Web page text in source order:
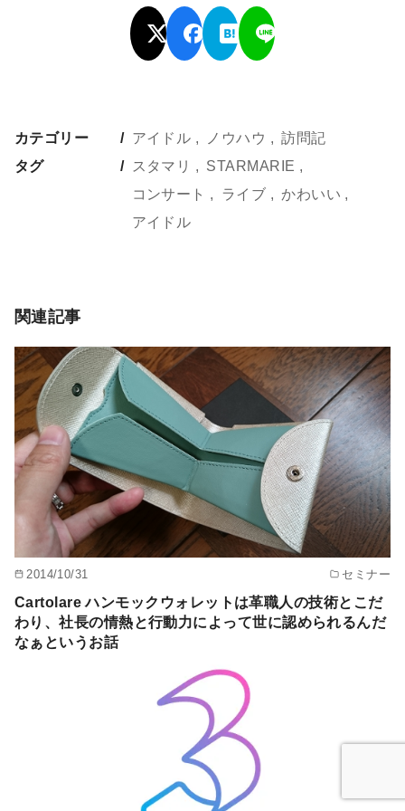
カテゴリー アイドル ノウハウ
訪問記
タグ
スタマリ
STARMARIE
コンサート
ライブ
かわいい
アイドル
関連記事
2014/10/31 セミナー
Cartolare ハンモックウォレットは革職人の技術とこだ
わり、社長の情熱と行動力によって世に認められるんだ
なぁというお話